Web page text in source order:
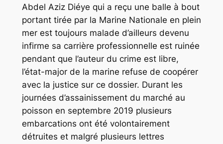
Abdel Aziz Diéye qui a reçu une balle à bout
portant tirée par la Marine Nationale en plein
mer est toujours malade d’ailleurs devenu
infirme sa carrière professionnelle est ruinée
pendant que l’auteur du crime est libre,
l’état-major de la marine refuse de coopérer
avec la justice sur ce dossier. Durant les
journées d’assainissement du marché au
poisson en septembre 2019 plusieurs
embarcations ont été volontairement
détruites et malgré plusieurs lettres